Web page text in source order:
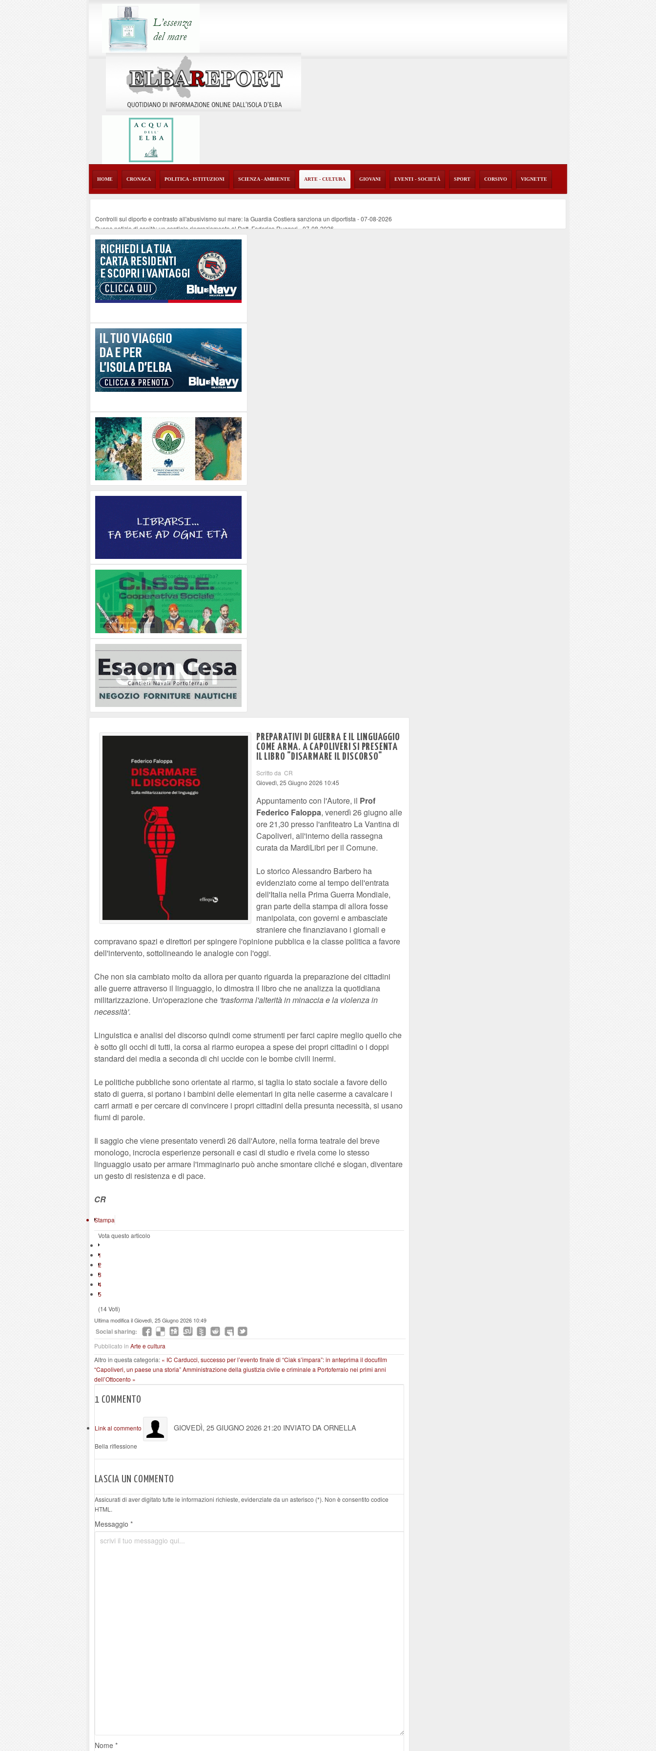
HOME CRONACA POLITICA - ISTITUZIONI SCIENZA - AMBIENTE ARTE - CULTURA GIOVANI EVENTI - SOCIETÀ SPORT CORSIVO VIGNETTE
Controlli sul diporto e contrasto all'abusivismo sul mare: la Guardia Costiera sanziona un diportista -07-08-2026
Buone notizie di sanità: un cordiale ringraziamento al Dott. Federico Ruggeri-07-08-2026
Altiero Spinelli e Ursula Hirschmann all'Elba: riaffiora una testimonianza del 1966
Capoliveri, potenziata la pulizia dei bordi stradali-07-08-2026
Marina di Campo tra i porti interessati dal nuovo piano dell'Autorità portuale regionale
PREPARATIVI DI GUERRA E IL LINGUAGGIO
COME ARMA. A CAPOLIVERI SI PRESENTA
IL LIBRO "DISARMARE IL DISCORSO"
Scritto da CR
Giovedì, 25 Giugno 2026 10:45
Appuntamento con l'Autore, il Prof
Federico Faloppa, venerdì 26 giugno alle
ore 21,30 presso l'anfiteatro La Vantina di
Capoliveri, all'interno della rassegna
curata da MardiLibri per il Comune.
Lo storico Alessandro Barbero ha
evidenziato come al tempo dell'entrata
dell'Italia nella Prima Guerra Mondiale,
gran parte della stampa di allora fosse
manipolata, con governi e ambasciate
straniere che finanziavano i giornali e
compravano spazi e direttori per spingere l'opinione pubblica e la classe politica a favore
dell'intervento, sottolineando le analogie con l'oggi.
Che non sia cambiato molto da allora per quanto riguarda la preparazione dei cittadini
alle guerre attraverso il linguaggio, lo dimostra il libro che ne analizza la quotidiana
militarizzazione. Un'operazione che 'trasforma l'alterità in minaccia e la violenza in
necessità'.
Linguistica e analisi del discorso quindi come strumenti per farci capire meglio quello che
è sotto gli occhi di tutti, la corsa al riarmo europea a spese dei propri cittadini o i doppi
standard dei media a seconda di chi uccide con le bombe civili inermi.
Le politiche pubbliche sono orientate al riarmo, si taglia lo stato sociale a favore dello
stato di guerra, si portano i bambini delle elementari in gita nelle caserme a cavalcare i
carri armati e per cercare di convincere i propri cittadini della presunta necessità, si usano
fiumi di parole.
Il saggio che viene presentato venerdì 26 dall'Autore, nella forma teatrale del breve
monologo, incrocia esperienze personali e casi di studio e rivela come lo stesso
linguaggio usato per armare l'immaginario può anche smontare cliché e slogan, diventare
un gesto di resistenza e di pace.
CR
Stampa
Vota questo articolo
1
2
3
4
5
(14 Voti)
Ultima modifica il Giovedì, 25 Giugno 2026 10:49
Social sharing:
Pubblicato in Arte e cultura
Altro in questa categoria: « IC Carducci, successo per l’evento finale di “Ciak s’impara”: in anteprima il docufilm
“Capoliveri, un paese una storia”Amministrazione della giustizia civile e criminale a Portoferraio nei primi anni
dell’Ottocento »
1 COMMENTO
Link al commento GIOVEDÌ, 25 GIUGNO 2026 21:20 INVIATO DA ORNELLA
Bella riflessione
LASCIA UN COMMENTO
Assicurati di aver digitato tutte le informazioni richieste, evidenziate da un asterisco (*). Non è consentito codice
HTML.
Messaggio *
Nome *